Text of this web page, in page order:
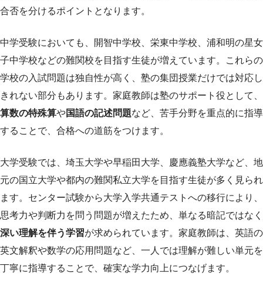
合否を分けるポイントとなります。
中学受験においても、開智中学校、栄東中学校、浦和明の星女
子中学校などの難関校を目指す生徒が増えています。これらの
学校の入試問題は独自性が高く、塾の集団授業だけでは対応し
きれない部分もあります。家庭教師は塾のサポート役として、
算数の特殊算や国語の記述問題など、苦手分野を重点的に指導
することで、合格への道筋をつけます。
大学受験では、埼玉大学や早稲田大学、慶應義塾大学など、地
元の国立大学や都内の難関私立大学を目指す生徒が多く見られ
ます。センター試験から大学入学共通テストへの移行により、
思考力や判断力を問う問題が増えたため、単なる暗記ではなく
深い理解を伴う学習が求められています。家庭教師は、英語の
英文解釈や数学の応用問題など、一人では理解が難しい単元を
丁寧に指導することで、確実な学力向上につなげます。